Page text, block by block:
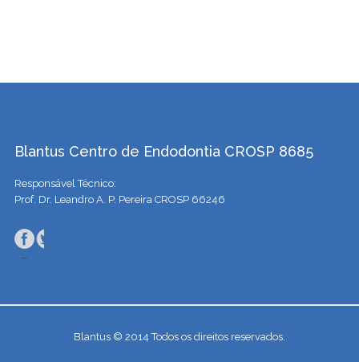
Blantus Centro de Endodontia CROSP 8685
Responsável Técnico:
Prof. Dr. Leandro A. P. Pereira CROSP 66246
Blantus © 2014 Todos os direitos reservados.